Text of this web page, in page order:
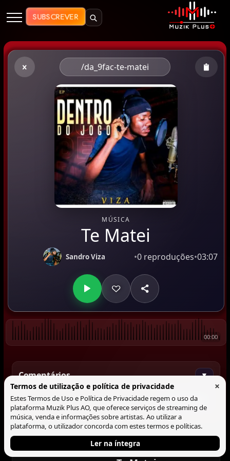
Muzik Plus AO - Streaming de
SUBSCREVER
/da_9fac-te-matei
MÚSICA
Te Matei
Sandro Viza •0 reproduções•03:07
00:00
Comentários ▼
Comentar
Tocando agora
Termos de utilização e política de privacidade ×
Estes Termos de Uso e Política de Privacidade regem o uso da
plataforma Muzik Plus AO, que oferece serviços de streaming de
música, venda e informações sobre artistas. Ao utilizar a
plataforma, o utilizador concorda com estes termos e políticas.
Ler na íntegra